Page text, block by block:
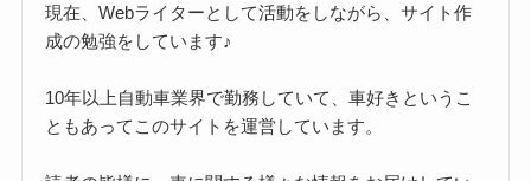
現在、Webライターとして活動をしながら、サイト作
成の勉強をしています♪
10年以上自動車業界で勤務していて、車好きというこ
ともあってこのサイトを運営しています。